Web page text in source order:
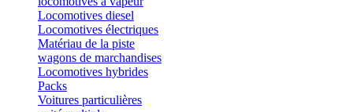
Locomotives diesel
Locomotives électriques
Matériau de la piste
wagons de marchandises
Locomotives hybrides
Packs
Voitures particulières